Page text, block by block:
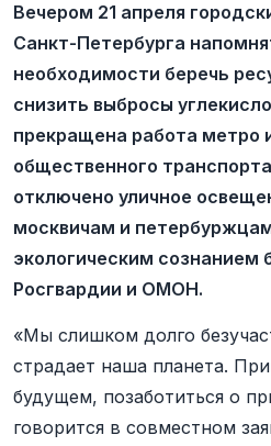
Вечером 21 апреля
Санкт-Петербурга
необходимости беречь
снизить выбросы
прекращена работа метро
общественного
отключено уличное
москвичам и
экологическим сознанием
Росгвардии и ОМОН.
«Мы слишком долго
страдает наша планета.
будущем, позаботиться о
говорится в совместном